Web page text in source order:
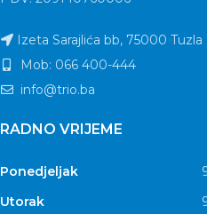
Izeta Sarajlića bb, 75000 Tuzla
Mob: 066 400-444
info@trio.ba
RADNO VRIJEME
Ponedjeljak
Utorak